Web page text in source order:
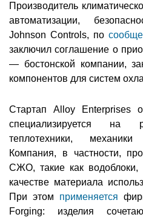
Производитель
автоматизации,
Johnson Controls, по
заключил соглашение о
— бостонской компании,
компонентов для систем
Стартап Alloy Enterprises
специализируется
теплотехники,
Компания, в частности,
СЖО, такие как
качестве материала
При этом применяется
Forging: изделия